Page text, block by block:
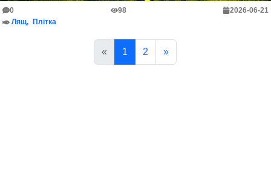
0 98
2026-06-21
Лящ
Плітка
« 1 2 »